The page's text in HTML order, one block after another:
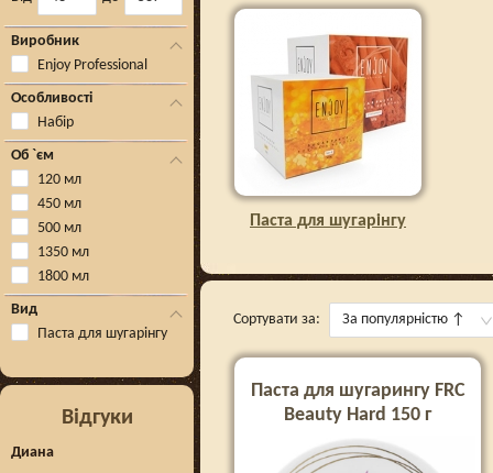
Виробник
Enjoy Professional
Особливості
Набір
Об `єм
120 мл
450 мл
500 мл
1350 мл
1800 мл
Вид
Паста для шугарінгу
Відгуки
Диана
Паста для шугарінгу
Сортувати за: За популярністю ↑
Паста для шугарингу FRC
Beauty Hard 150 г